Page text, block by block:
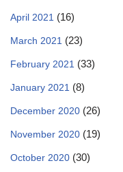
April 2021 (16)
March 2021 (23)
February 2021 (33)
January 2021 (8)
December 2020 (26)
November 2020 (19)
October 2020 (30)